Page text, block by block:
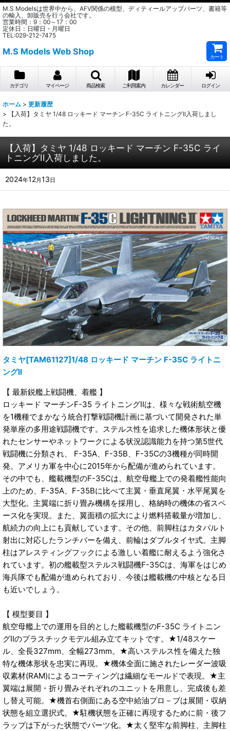
M.S Modelsは世界中から、AFV関係の模型、ディティールアップパーツ、書籍等
の輸入、卸販売を行う会社です。
営業時間：9：00～17：00
定休日：日曜日・月曜日
TEL:029-212-7475
M.S Models Web Shop
カート
カテゴリ マイページ 商品検索 ご利用案内 カレンダー ログイン
ホーム > 更新履歴
>
【入荷】タミヤ 1/48 ロッキード マーチン F-35C ライトニングII入荷しまし
た。
【入荷】タミヤ 1/48 ロッキード マーチン F-35C ライ
トニングII入荷しました。
2024年12月13日
タミヤ[TAM61127]1/48 ロッキード マーチン F-35C ライトニ
ングII
【 最新鋭艦上戦闘機、着艦 】
ロッキード マーチンF-35 ライトニングIIは、様々な戦術航空機
を1機種でまかなう統合打撃戦闘機計画に基づいて開発された単
発単座の多用途戦闘機です。ステルス性を追求した機体形状と優
れたセンサーやネットワークによる状況認識能力を持つ第5世代
戦闘機に分類され、 F-35A、F-35B、F-35Cの3機種が同時開
発。アメリカ軍を中心に2015年から配備が進められています。
その中でも、艦載機型のF-35Cは、航空母艦上での発着艦性能向
上のため、F-35A、F-35Bに比べて主翼・垂直尾翼・水平尾翼を
大型化。主翼端に折り畳み機構を採用し、格納時の機体の省スペ
ース化を実現。また、翼面積の拡大により燃料搭載量が増加し、
航続力の向上にも貢献しています。その他、前脚柱はカタパルト
射出に対応したランチバーを備え、前輪はダブルタイヤ式。主脚
柱はアレスティングフックによる激しい着艦に耐えるよう強化さ
れています。初の艦載型ステルス戦闘機F-35Cは、海軍をはじめ
海兵隊でも配備が進められており、今後は艦載機の中核となる日
も近いでしょう。
【 模型要目 】
航空母艦上での運用を目的とした艦載機型のF-35C ライトニン
グIIのプラスチックモデル組み立てキットです。★1/48スケー
ル、全長327mm、全幅273mm。★高いステルス性を備えた独
特な機体形状を忠実に再現。★機体全面に施されたレーダー波吸
収素材(RAM)によるコーティングは繊細なモールドで表現。★主
翼端は展開・折り畳みそれぞれのユニットを用意し、完成後も差
し替え可能。★機首右側面にある空中給油プロ－ブは展開・収納
状態を組立選択式。★駐機状態を正確に再現するために前・後フ
ラップは下がった状態でパーツ化。★太く堅牢な前脚柱、主脚柱